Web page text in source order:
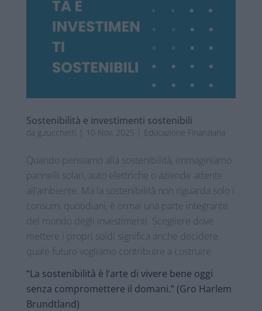
Sostenibilità e investimenti sostenibili
da g.zucchetti 10 Nov, 2025 Educazione Finanziaria
Quando pensiamo alla sostenibilità, immaginiamo
pannelli solari, auto elettriche o aziende attente
all’ambiente. Ma la sostenibilità non riguarda solo i
consumi quotidiani, è ormai una parte integrante
del mondo degli investimenti. Scegliere dove
mettere i propri soldi significa anche decidere
quale futuro vogliamo contribuire a costruire.
“La sostenibilità è l’arte di vivere bene oggi
senza compromettere il domani.” (Gro Harlem
Brundtland)